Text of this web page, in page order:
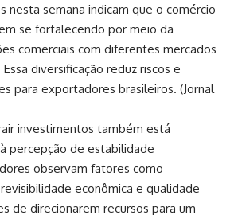
nesta semana indicam que o comércio
se fortalecendo por meio da
comerciais com diferentes mercados
diversificação reduz riscos e
para exportadores brasileiros. (Jornal
investimentos também está
percepção de estabilidade
observam fatores como
econômica e qualidade
de direcionarem recursos para um